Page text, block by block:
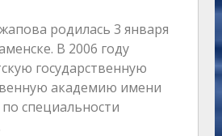
родилась 3 января
В 2006 году
государственную
академию имени
специальности